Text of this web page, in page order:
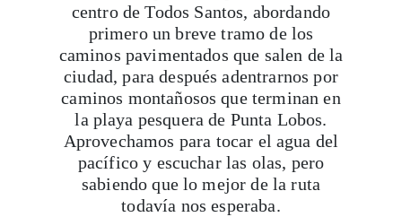
centro de Todos Santos, abordando
primero un breve tramo de los
caminos pavimentados que salen de la
ciudad, para después adentrarnos por
caminos montañosos que terminan en
la playa pesquera de Punta Lobos.
Aprovechamos para tocar el agua del
pacífico y escuchar las olas, pero
sabiendo que lo mejor de la ruta
todavía nos esperaba.